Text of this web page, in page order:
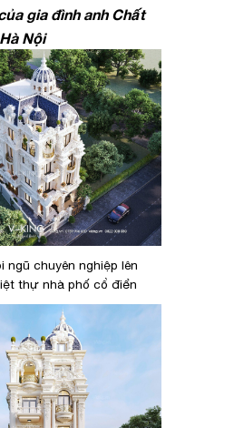
gia đình anh Chất
Nội
ngũ chuyên nghiệp lên
thự nhà phố cổ điển